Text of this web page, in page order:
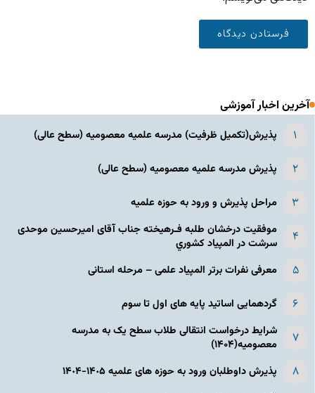
آخرین اخبار آموزشی
پذیرش(تکمیل ظرفیت) مدرسه علمیه معصومیه‌ (سطح عالی)
پذیرش مدرسه علمیه معصومیه‌ (سطح عالی)
مراحل پذیرش و ورود به حوزه علمیه
موفقیت درخشان طلبه فـرهیخته جناب آقای امیرحسین موحدی
سرشت در المپياد كشوري
معرفی نفرات برتر المپیاد علمی – مرحله استانی
گردهمایی اساتید پایه های اول تا سوم
شرایط درخواست انتقالی طلاب سطح یک به مدرسه
معصومیه(۱۴۰۴)
پذیرش داوطلبان ورود به حوزه های علمیه ١۴٠۵-١۴٠۴